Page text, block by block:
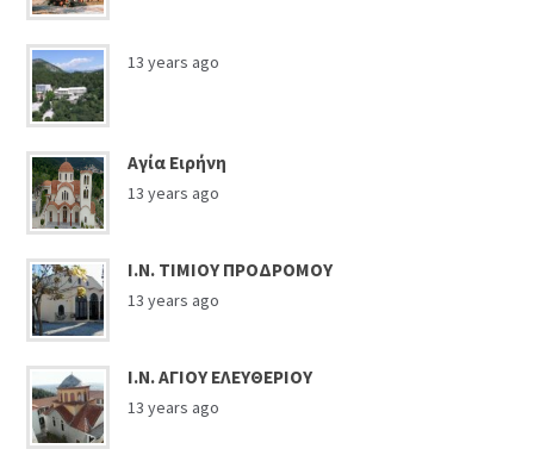
13 years ago
Αγία Ειρήνη
13 years ago
Ι.Ν. ΤΙΜΙΟΥ ΠΡΟΔΡΟΜΟΥ
13 years ago
Ι.Ν. ΑΓΙΟΥ ΕΛΕΥΘΕΡΙΟΥ
13 years ago